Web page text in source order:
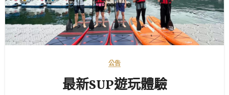
公告
最新SUP遊玩體驗